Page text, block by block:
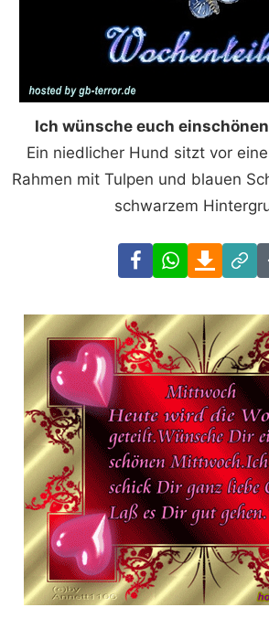
Ich wünsche euch
Ein niedlicher Hund sitzt vor
Rahmen mit Tulpen und blauen
schwarzem
FacebookWhatsApp
Link